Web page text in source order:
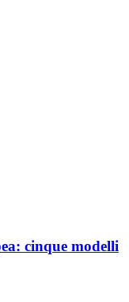
cinque modelli